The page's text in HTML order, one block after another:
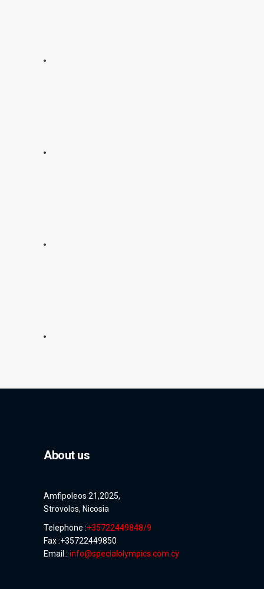
About us
Amfipoleos 21,2025,
Strovolos, Nicosia
Telephone :+35722449848/9
Fax :+35722449850
Email.: info@specialolympics.com.cy